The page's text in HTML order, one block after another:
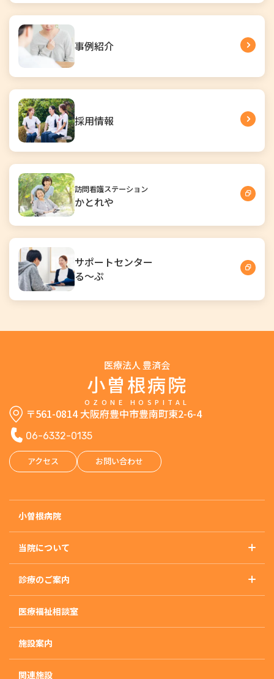
事例紹介
採用情報
訪問看護ステーション
かとれや
サポートセンター
る～ぷ
医療法人 豊済会
小曽根病院
OZONE HOSPITAL
〒561-0814 大阪府豊中市豊南町東2-6-4
06-6332-0135
アクセス お問い合わせ
小曽根病院
当院について
基本理念
概要・沿革・施設基準
診療のご案内
診療のご案内トップ
精神科
入院治療について
医療福祉相談室
施設案内
関連施設